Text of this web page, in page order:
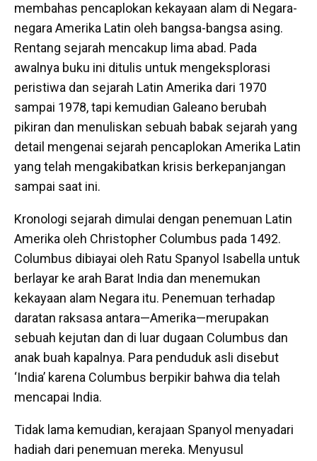
membahas pencaplokan kekayaan alam di Negara-
negara Amerika Latin oleh bangsa-bangsa asing.
Rentang sejarah mencakup lima abad. Pada
awalnya buku ini ditulis untuk mengeksplorasi
peristiwa dan sejarah Latin Amerika dari 1970
sampai 1978, tapi kemudian Galeano berubah
pikiran dan menuliskan sebuah babak sejarah yang
detail mengenai sejarah pencaplokan Amerika Latin
yang telah mengakibatkan krisis berkepanjangan
sampai saat ini.
Kronologi sejarah dimulai dengan penemuan Latin
Amerika oleh Christopher Columbus pada 1492.
Columbus dibiayai oleh Ratu Spanyol Isabella untuk
berlayar ke arah Barat India dan menemukan
kekayaan alam Negara itu. Penemuan terhadap
daratan raksasa antara—Amerika—merupakan
sebuah kejutan dan di luar dugaan Columbus dan
anak buah kapalnya. Para penduduk asli disebut
‘India’ karena Columbus berpikir bahwa dia telah
mencapai India.
Tidak lama kemudian, kerajaan Spanyol menyadari
hadiah dari penemuan mereka. Menyusul